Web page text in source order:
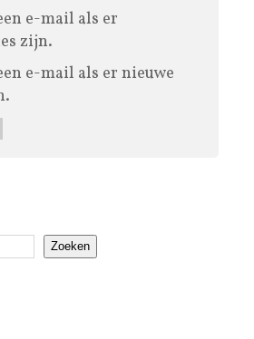
e-mail als er
zijn.
e-mail als er nieuwe
Zoeken